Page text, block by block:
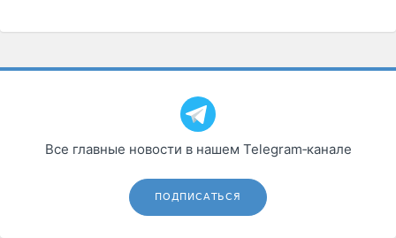
Все главные новости в нашем Telegram‑канале
ПОДПИСАТЬСЯ